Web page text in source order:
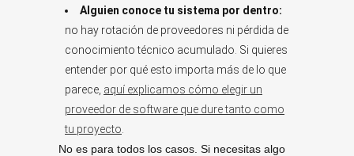
Alguien conoce tu sistema por dentro:
no hay rotación de proveedores ni pérdida de
conocimiento técnico acumulado. Si quieres
entender por qué esto importa más de lo que
parece, aquí explicamos cómo elegir un
proveedor de software que dure tanto como
tu proyecto
No es para todos los casos. Si necesitas algo